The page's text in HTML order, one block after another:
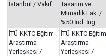
İstanbul / Vakıf
Tasarım ve
Mimarlık Fak. /
%50 İnd. İng.
İTÜ-KKTC Eğitim
Araştırma
Yerleşkesi /
İTÜ-KKTC Eğitim
Araştırma
Yerleşkesi /